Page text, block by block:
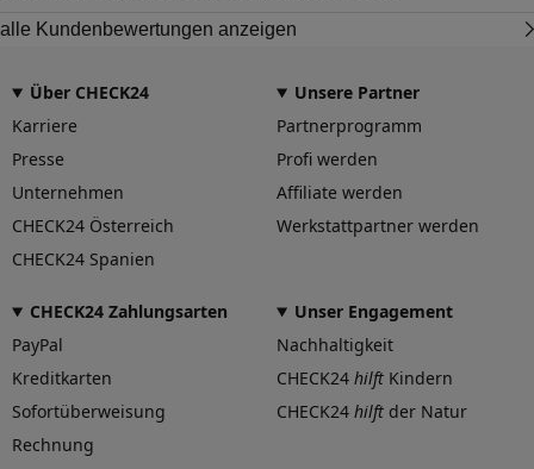
alle Kundenbewertungen anzeigen
Über CHECK24
Karriere
Presse
Unternehmen
CHECK24 Österreich
CHECK24 Spanien
Unsere Partner
Partnerprogramm
Profi werden
Affiliate werden
Werkstattpartner werden
CHECK24 Zahlungsarten
PayPal
Kreditkarten
Sofortüberweisung
Rechnung
Unser Engagement
Nachhaltigkeit
CHECK24 hilft Kindern
CHECK24 hilft der Natur